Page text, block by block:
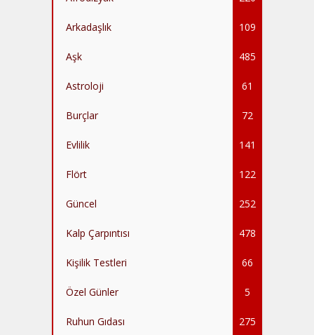
Arkadaşlık 109
Aşk 485
Astroloji 61
Burçlar 72
Evlilik 141
Flört 122
Güncel 252
Kalp Çarpıntısı 478
Kişilik Testleri 66
Özel Günler 5
Ruhun Gıdası 275